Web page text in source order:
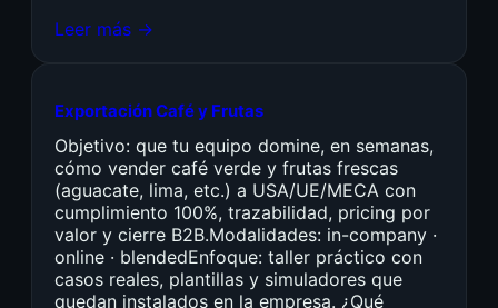
Leer más →
Exportación Café y Frutas
Objetivo: que tu equipo domine, en semanas,
cómo vender café verde y frutas frescas
(aguacate, lima, etc.) a USA/UE/MECA con
cumplimiento 100%, trazabilidad, pricing por
valor y cierre B2B.Modalidades: in-company ·
online · blendedEnfoque: taller práctico con
casos reales, plantillas y simuladores que
quedan instalados en la empresa. ¿Qué